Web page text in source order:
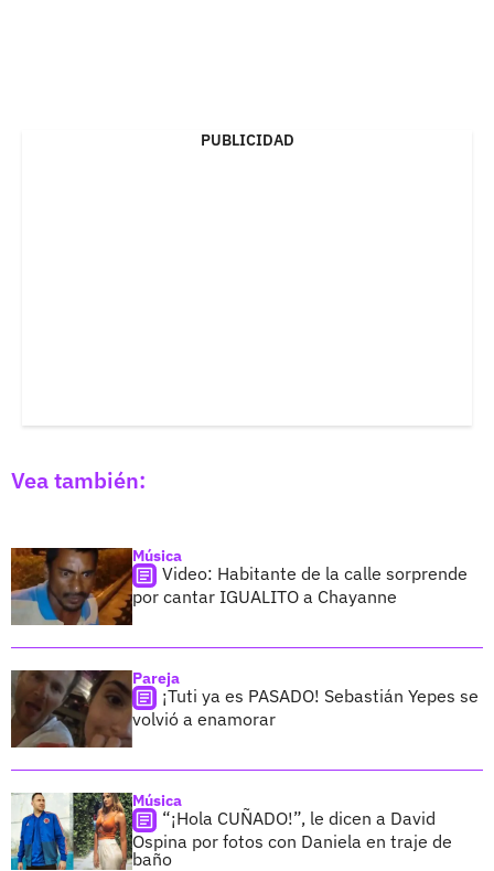
PUBLICIDAD
Vea también:
Música
Video: Habitante de la calle sorprende
por cantar IGUALITO a Chayanne
Pareja
¡Tuti ya es PASADO! Sebastián Yepes se
volvió a enamorar
Música
“¡Hola CUÑADO!”, le dicen a David
Ospina por fotos con Daniela en traje de
baño